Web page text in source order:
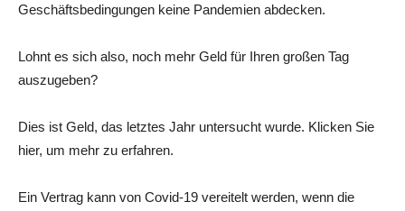
Geschäftsbedingungen keine Pandemien abdecken.
Lohnt es sich also, noch mehr Geld für Ihren großen Tag
auszugeben?
Dies ist Geld, das letztes Jahr untersucht wurde. Klicken Sie
hier, um mehr zu erfahren.
Ein Vertrag kann von Covid-19 vereitelt werden, wenn die